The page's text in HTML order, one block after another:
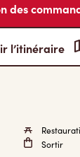
des
l’itinéraire
Sortir